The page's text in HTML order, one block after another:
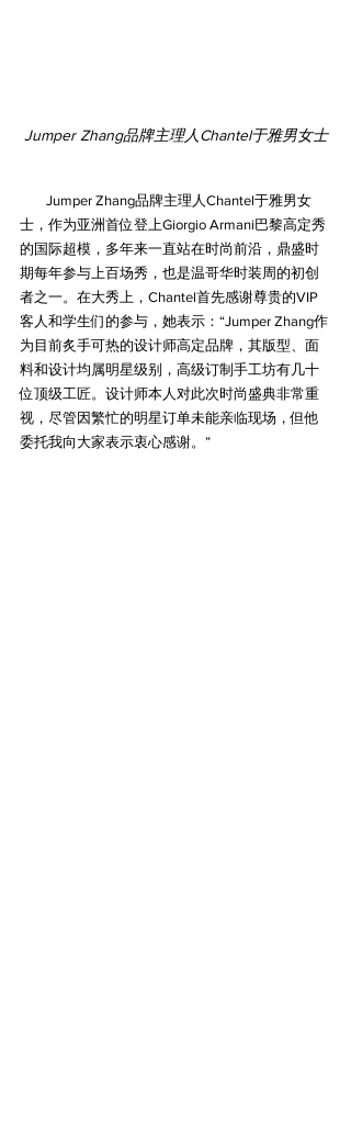
Jumper Zhang品牌主理人Chantel于雅男女士
Jumper Zhang品牌主理人Chantel于雅男女
士，作为亚洲首位登上Giorgio Armani巴黎高定秀
的国际超模，多年来一直站在时尚前沿，鼎盛时
期每年参与上百场秀，也是温哥华时装周的初创
者之一。在大秀上，Chantel首先感谢尊贵的VIP
客人和学生们的参与，她表示：“Jumper Zhang作
为目前炙手可热的设计师高定品牌，其版型、面
料和设计均属明星级别，高级订制手工坊有几十
位顶级工匠。设计师本人对此次时尚盛典非常重
视，尽管因繁忙的明星订单未能亲临现场，但他
委托我向大家表示衷心感谢。”